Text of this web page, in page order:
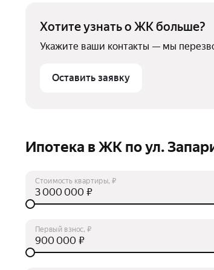
Хотите узнать о ЖК больше?
Укажите ваши контакты — мы
Оставить заявку
Ипотека в ЖК по ул.
Стоимость квартиры, ₽
₽
Первый взнос, ₽
₽